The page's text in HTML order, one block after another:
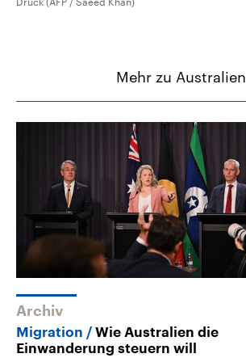
Mehr zu Australien
Archiv
Migration
Wie Australien die
Einwanderung steuern will